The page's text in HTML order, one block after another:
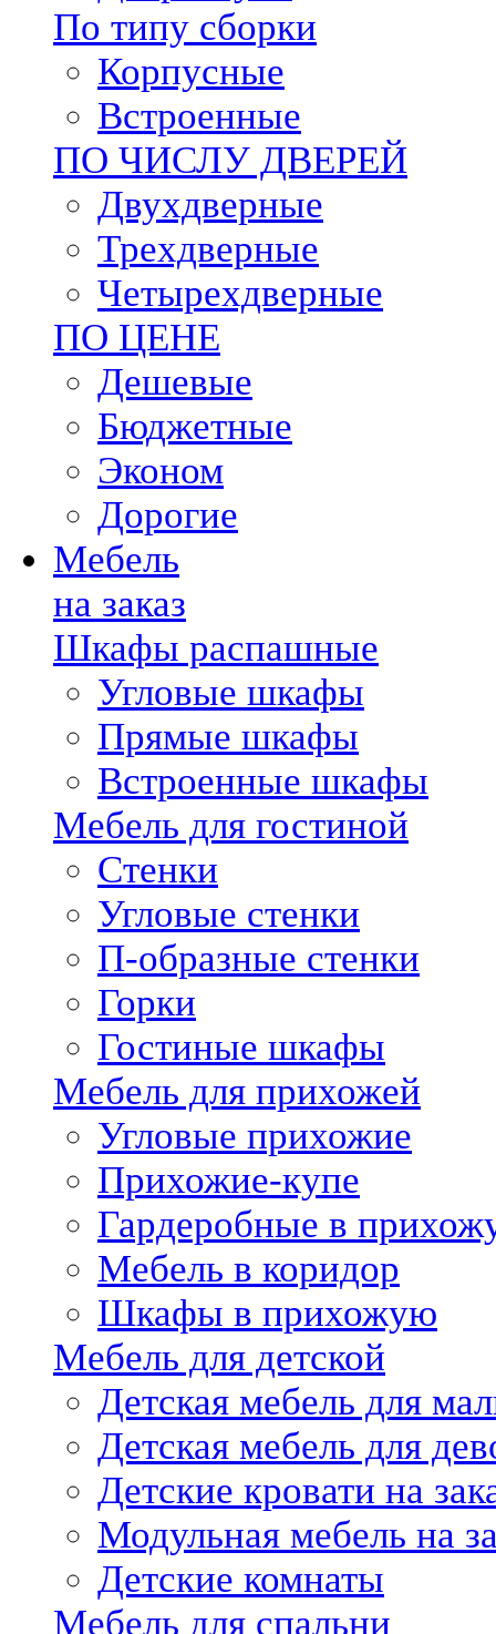
По типу сборки
Корпусные
Встроенные
ПО ЧИСЛУ ДВЕРЕЙ
Двухдверные
Трехдверные
Четырехдверные
ПО ЦЕНЕ
Дешевые
Бюджетные
Эконом
Дорогие
Мебель
на заказ
Шкафы распашные
Угловые шкафы
Прямые шкафы
Встроенные шкафы
Мебель для гостиной
Стенки
Угловые стенки
П-образные стенки
Горки
Гостиные шкафы
Мебель для прихожей
Угловые прихожие
Прихожие-купе
Гардеробные в
Мебель в коридор
Шкафы в прихожую
Мебель для детской
Детская мебель для
Детская мебель для
Детские кровати на
Модульная мебель на
Детские комнаты
Мебель для спальни